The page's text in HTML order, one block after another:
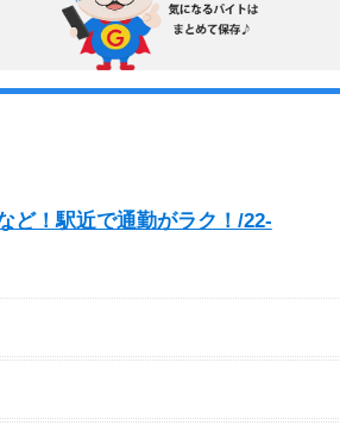
ど！駅近で通勤がラク！/22-